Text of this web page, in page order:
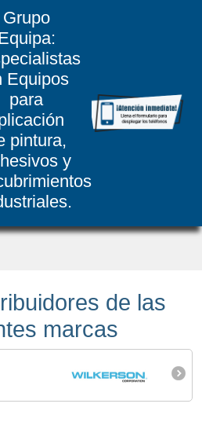
Grupo
Equipos
para
pintura,
y
de las
marcas